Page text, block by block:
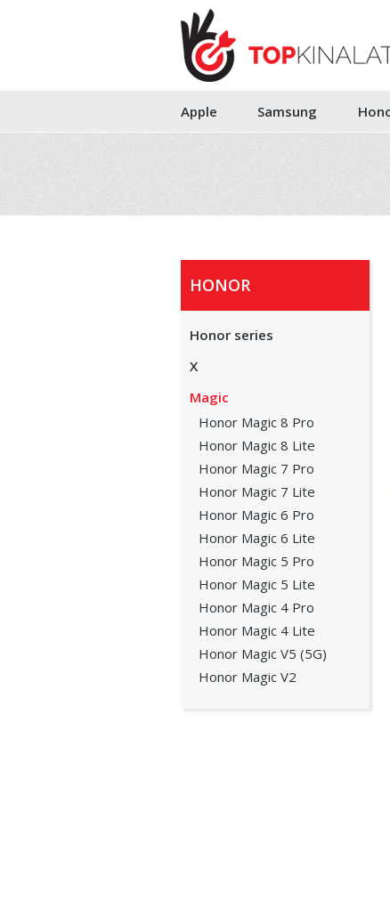
Apple Samsung
HONOR
Honor series
X
Magic
Honor Magic 8 Pro
Honor Magic 8 Lite
Honor Magic 7 Pro
Honor Magic 7 Lite
Honor Magic 6 Pro
Honor Magic 6 Lite
Honor Magic 5 Pro
Honor Magic 5 Lite
Honor Magic 4 Pro
Honor Magic 4 Lite
Honor Magic V5 (5G)
Honor Magic V2